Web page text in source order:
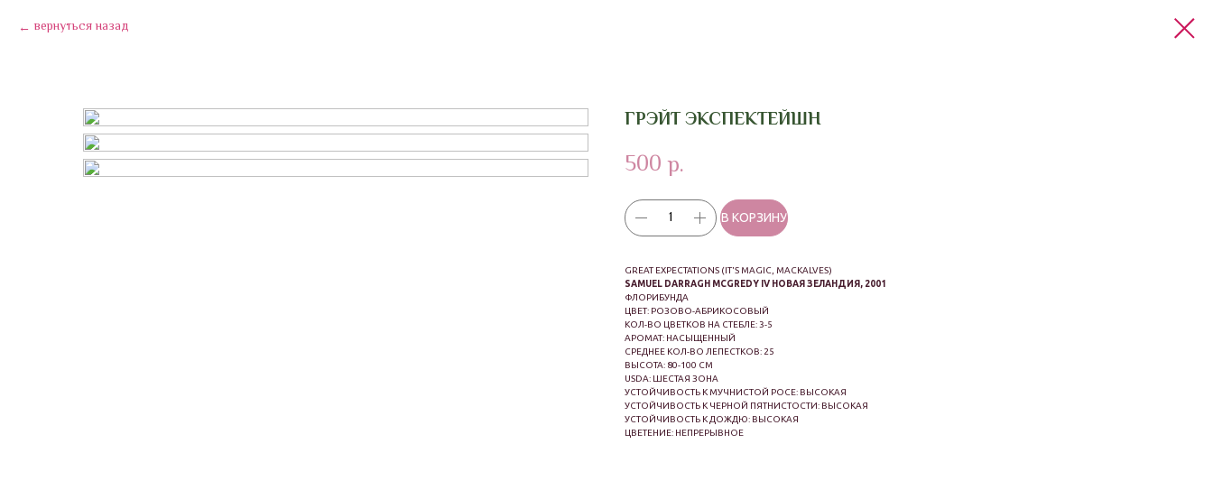
вернуться назад
ГРЭЙТ ЭКСПЕКТЕЙШН
500 р.
В КОРЗИНУ
GREAT EXPECTATIONS (IT'S MAGIC, MACKALVES)
SAMUEL DARRAGH MCGREDY IV НОВАЯ ЗЕЛАНДИЯ, 2001
ФЛОРИБУНДА
ЦВЕТ: РОЗОВО-АБРИКОСОВЫЙ
КОЛ-ВО ЦВЕТКОВ НА СТЕБЛЕ: 3-5
АРОМАТ: НАСЫЩЕННЫЙ
СРЕДНЕЕ КОЛ-ВО ЛЕПЕСТКОВ: 25
ВЫСОТА: 80-100 СМ
USDA: ШЕСТАЯ ЗОНА
УСТОЙЧИВОСТЬ К МУЧНИСТОЙ РОСЕ: ВЫСОКАЯ
УСТОЙЧИВОСТЬ К ЧЕРНОЙ ПЯТНИСТОСТИ: ВЫСОКАЯ
УСТОЙЧИВОСТЬ К ДОЖДЮ: ВЫСОКАЯ
ЦВЕТЕНИЕ: НЕПРЕРЫВНОЕ